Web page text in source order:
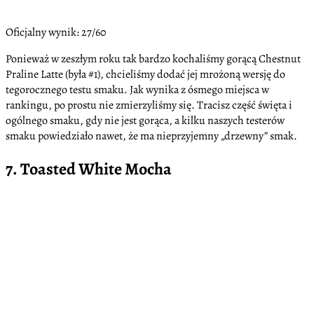
Oficjalny wynik: 27/60
Ponieważ w zeszłym roku tak bardzo kochaliśmy gorącą Chestnut
Praline Latte (była #1), chcieliśmy dodać jej mrożoną wersję do
tegorocznego testu smaku. Jak wynika z ósmego miejsca w
rankingu, po prostu nie zmierzyliśmy się. Tracisz część święta i
ogólnego smaku, gdy nie jest gorąca, a kilku naszych testerów
smaku powiedziało nawet, że ma nieprzyjemny „drzewny” smak.
7. Toasted White Mocha